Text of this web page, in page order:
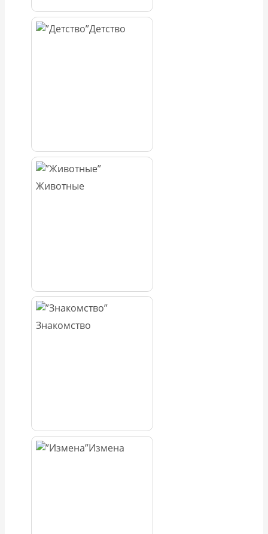
Детство
Животные
Знакомство
Измена